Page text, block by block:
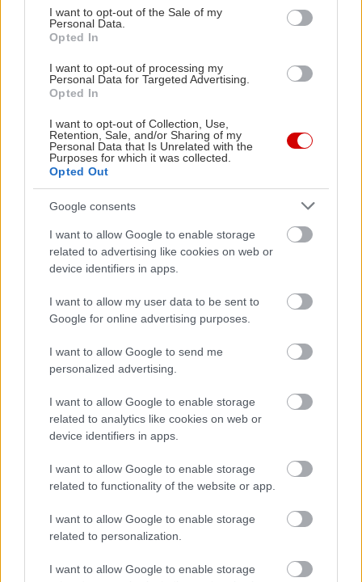
consent section.
I want to opt-out of the Sale of my
Personal Data.
Opted In
I want to opt-out of processing my
Personal Data for Targeted Advertising.
Opted In
I want to opt-out of Collection, Use,
Retention, Sale, and/or Sharing of my
Personal Data that Is Unrelated with the
Purposes for which it was collected.
Opted Out
Google consents
I want to allow Google to enable storage
related to advertising like cookies on web or
device identifiers in apps.
I want to allow my user data to be sent to
Google for online advertising purposes.
I want to allow Google to send me
personalized advertising.
I want to allow Google to enable storage
related to analytics like cookies on web or
device identifiers in apps.
I want to allow Google to enable storage
related to functionality of the website or app.
I want to allow Google to enable storage
related to personalization.
I want to allow Google to enable storage
Διαβάστε επίσης
“Μαύρος ουρανός, μαύρη θάλασσα”: Ένα
νοσταλγικό... Πολίτικο μυθιστόρημα
Ποιοι